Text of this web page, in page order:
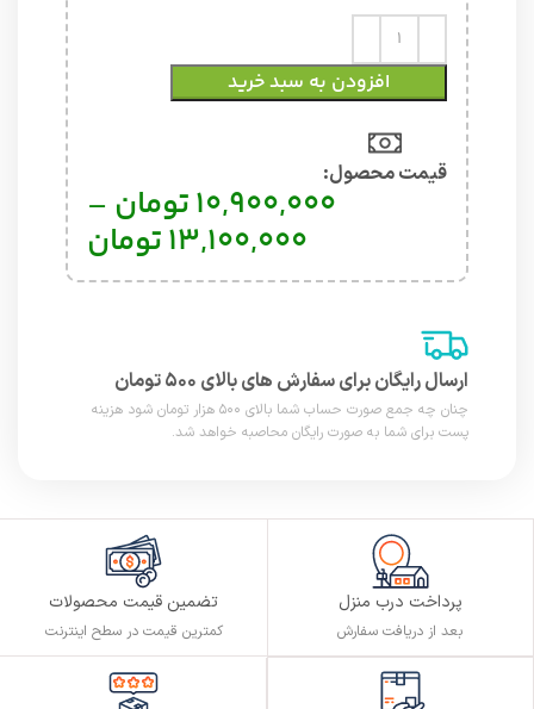
افزودن به سبد خرید
قیمت محصول:​
10,900,000تومان –
13,100,000تومان
ارسال رایگان برای سفارش های بالای ۵۰۰ تومان
چنان چه جمع صورت حساب شما بالای ۵۰۰ هزار تومان شود هزینه
پست برای شما به صورت رایگان محاصبه خواهد شد.
پرداخت درب منزل
بعد از دریافت سفارش
تضمین قیمت محصولات
کمترین قیمت در سطح اینترنت